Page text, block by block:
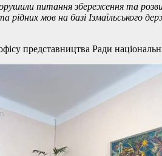
питання збереження та
рідних мов на базі Ізмаїльського
представництва Ради